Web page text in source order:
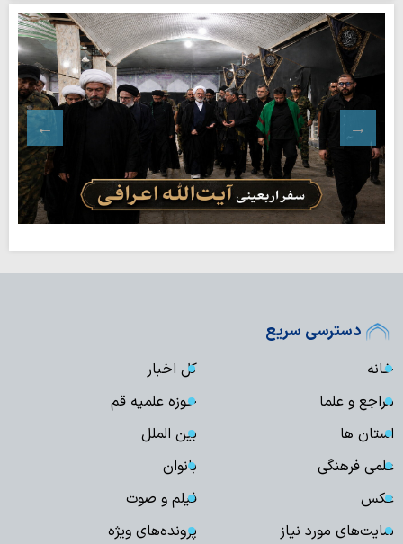
دسترسی سریع
خانه
کل اخبار
مراجع و علما
حوزه علمیه قم
استان ها
بین الملل
علمی فرهنگی
بانوان
عکس
فیلم و صوت
سایت‌های مورد نیاز
پرونده‌های ویژه